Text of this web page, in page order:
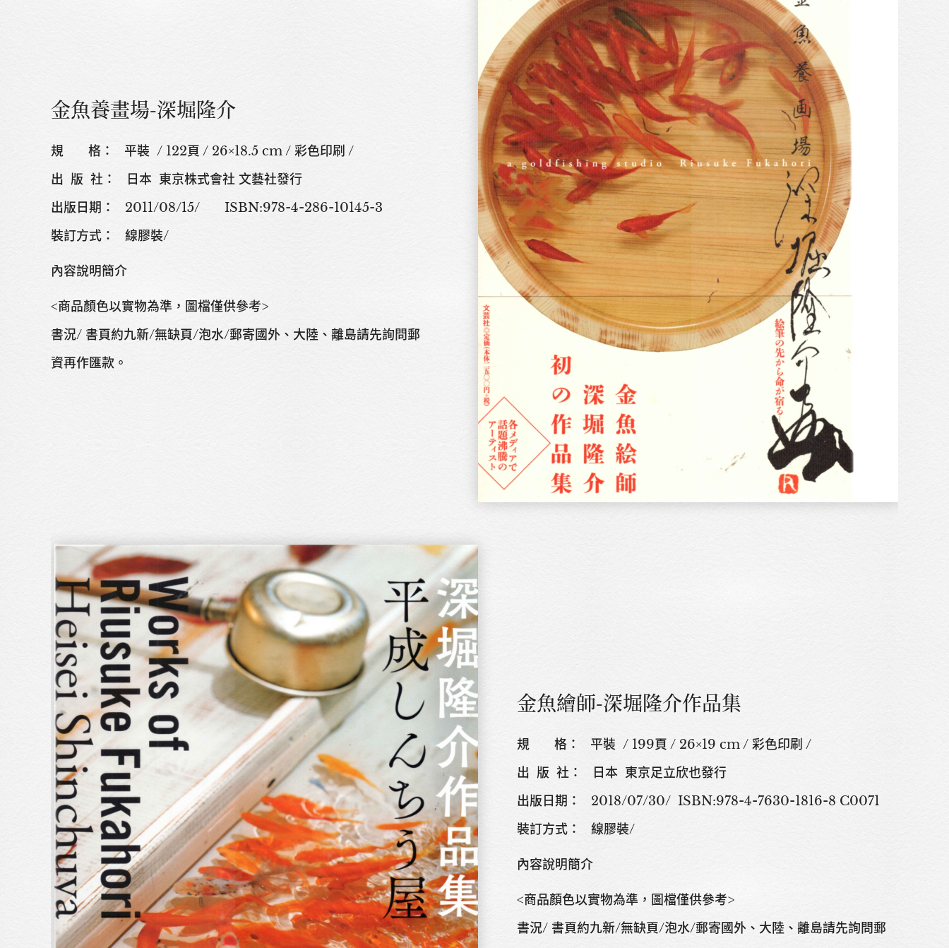
網站地圖 隱私權政策
金魚養畫場-深堀隆介
規 格： 平裝 / 122頁 / 26×18.5 cm / 彩色印刷 /
出 版 社： 日本 東京株式會社 文藝社發行
出版日期： 2011/08/15/ ISBN:978-4-286-10145-3
裝訂方式： 線膠裝/
內容說明簡介
<商品顏色以實物為準，圖檔僅供參考>
書況/ 書頁約九新/無缺頁/泡水/郵寄國外、大陸、離島請先詢問郵
資再作匯款。
金魚繪師-深堀隆介作品集
規 格： 平裝 / 199頁 / 26×19 cm / 彩色印刷 /
出 版 社： 日本 東京足立欣也發行
出版日期： 2018/07/30/ ISBN:978-4-7630-1816-8 C0071
裝訂方式： 線膠裝/
內容說明簡介
<商品顏色以實物為準，圖檔僅供參考>
書況/ 書頁約九新/無缺頁/泡水/郵寄國外、大陸、離島請先詢問郵